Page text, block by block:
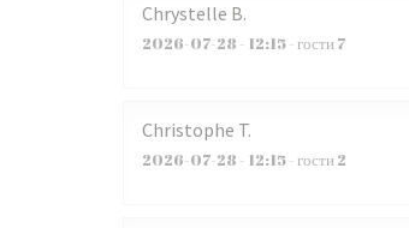
Chrystelle B
2026-07-28 - 12:15 - гости 7
Christophe T
2026-07-28 - 12:15 - гости 2